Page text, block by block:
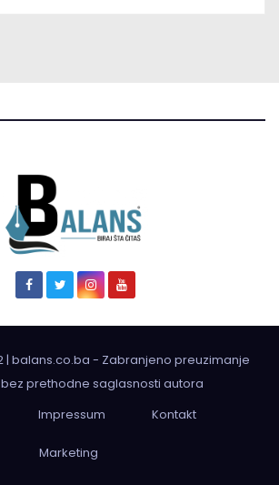
| balans.co.ba - Zabranjeno preuzimanje
prethodne saglasnosti autora
Impressum Kontakt
Marketing